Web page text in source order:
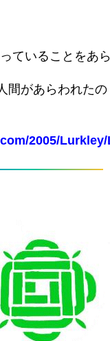
ていることをあ
間があらわれたの
2005/Lurkley/